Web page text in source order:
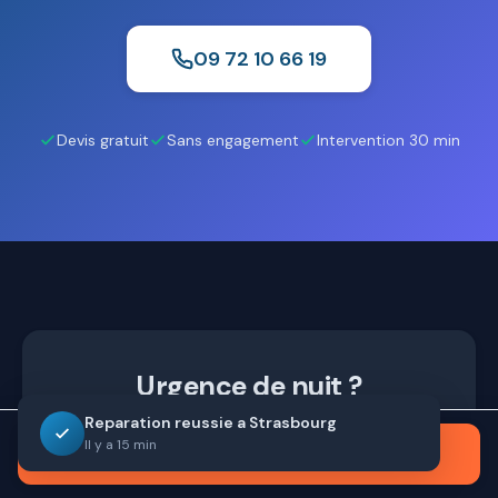
09 72 10 66 19
Devis gratuit Sans engagement Intervention 30 min
Urgence de nuit ?
Notre equipe de nuit est disponible 24h/24
Reparation reussie a Strasbourg
Il y a 15 min